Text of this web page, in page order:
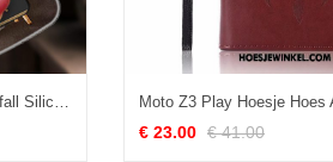
Moto Z3 Play Hoesje Geel Anti-fall Siliconen, Moto Z3 Play Hoesje Persoonlijk Zacht
€ 23.00 € 41.00